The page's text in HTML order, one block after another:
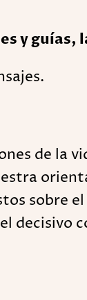
y
de la
sobre
decisivo